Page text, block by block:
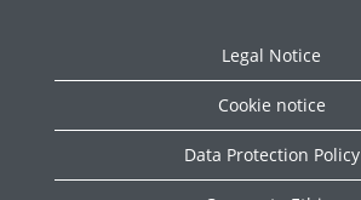
Legal Notice
Cookie notice
Data Protection Policy